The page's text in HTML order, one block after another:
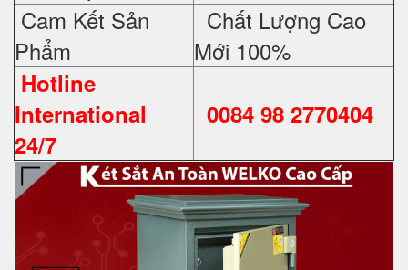
Cam Kết Sản
Phẩm
Chất Lượng Cao
Mới 100%
Hotline
International
24/7
0084 98 2770404